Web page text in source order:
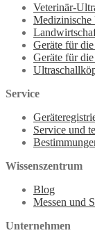
Veterinär-
Medizinische
Geräte für
Geräte für
Service
Service und
Wissenszentrum
Blog
Messen und
Unternehmen